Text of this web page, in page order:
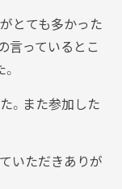
とても多かった
言っているとこ
。また参加した
いただきありが